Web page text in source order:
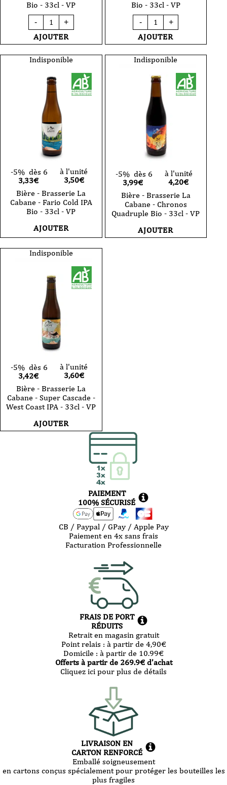
Bio - 33cl - VP
-
quantité
de
Bière
-
La
Cabane
Cascade
Pale
Ale
Bio
-
33cl
-
VP
+
AJOUTER
Bio - 33cl - VP
-
quantité
de
Bière
-
La
Cabane
Fluffy
Weissbier
Bio
-
33cl
-
VP
+
AJOUTER
Indisponible
-5% dès 6
3,33€
à l'unité
3,50€
Bière - Brasserie La
Cabane - Fario Cold IPA
Bio - 33cl - VP
AJOUTER
Indisponible
-5% dès 6
3,99€
à l'unité
4,20€
Bière - Brasserie La
Cabane - Chronos
Quadruple Bio - 33cl - VP
AJOUTER
Indisponible
-5% dès 6
3,42€
à l'unité
3,60€
Bière - Brasserie La
Cabane - Super Cascade -
West Coast IPA - 33cl - VP
AJOUTER
PAIEMENT
100% SÉCURISÉ
CB / Paypal / GPay / Apple Pay
Paiement en 4x sans frais
Facturation Professionnelle
FRAIS DE PORT
RÉDUITS
Retrait en magasin gratuit
Point relais : à partir de 4,90€
Domicile : à partir de 10.99€
Offerts à partir de 269.9€ d’achat
Cliquez ici pour plus de détails
LIVRAISON EN
CARTON RENFORCÉ
Emballé soigneusement
en cartons conçus spécialement pour protéger les bouteilles les
plus fragiles